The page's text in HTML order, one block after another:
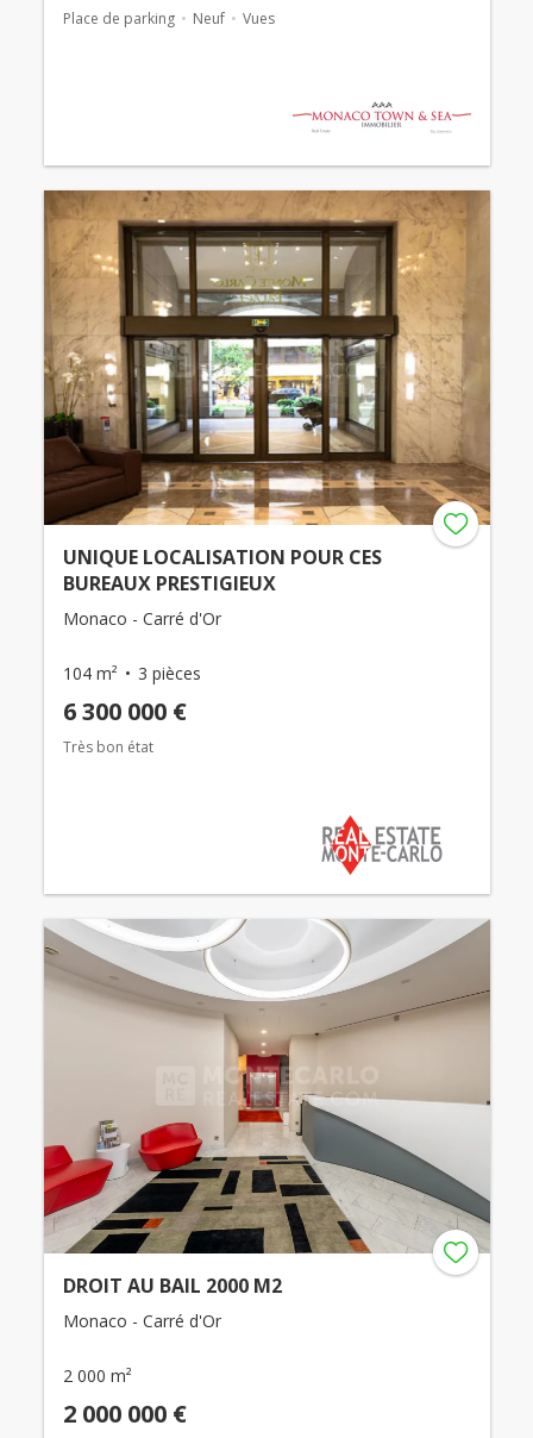
Place de parking Neuf Vues
UNIQUE LOCALISATION POUR CES
BUREAUX PRESTIGIEUX
Monaco - Carré d'Or
104 m² 3 pièces
6 300 000 €
Très bon état
DROIT AU BAIL 2000 M2
Monaco - Carré d'Or
2 000 m²
2 000 000 €